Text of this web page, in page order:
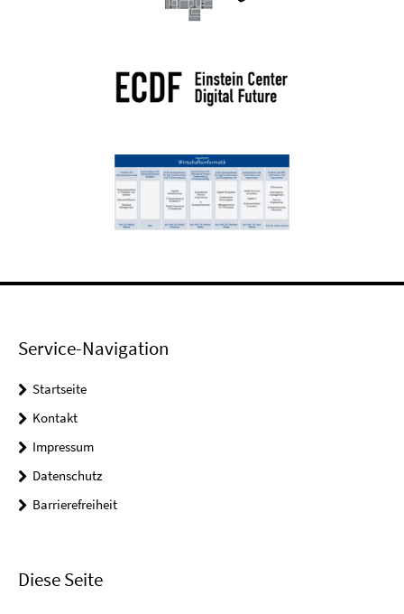
Service-Navigation
Startseite
Kontakt
Impressum
Datenschutz
Barrierefreiheit
Diese Seite